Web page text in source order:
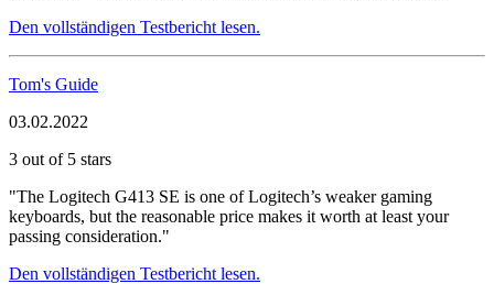
Den vollständigen Testbericht lesen.
Tom's Guide
03.02.2022
3 out of 5 stars
"The Logitech G413 SE is one of Logitech’s weaker gaming
keyboards, but the reasonable price makes it worth at least your
passing consideration."
Den vollständigen Testbericht lesen.